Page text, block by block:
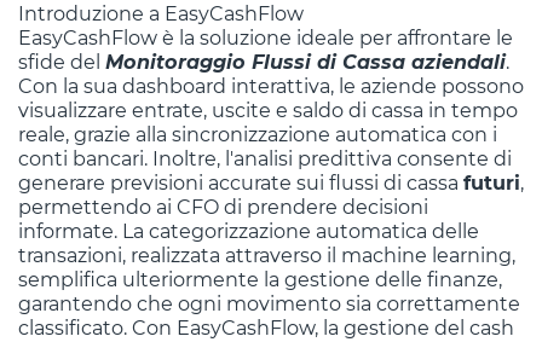
Introduzione a EasyCashFlow
EasyCashFlow è la soluzione ideale per affrontare le
sfide del Monitoraggio Flussi di Cassa aziendali.
Con la sua dashboard interattiva, le aziende possono
visualizzare entrate, uscite e saldo di cassa in tempo
reale, grazie alla sincronizzazione automatica con i
conti bancari. Inoltre, l'analisi predittiva consente di
generare previsioni accurate sui flussi di cassa futuri,
permettendo ai CFO di prendere decisioni
informate. La categorizzazione automatica delle
transazioni, realizzata attraverso il machine learning,
semplifica ulteriormente la gestione delle finanze,
garantendo che ogni movimento sia correttamente
classificato. Con EasyCashFlow, la gestione del cash